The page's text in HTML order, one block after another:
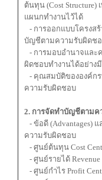
ต้นทุน (Cost
แผนกทำงานไว้ได้
- การออกแบบโครงส
บัญชีตามความรับผิดช
- การมอบอำนาจและ
ผิดชอบทำงานได้อย่าง
- คุณสมบัติขององค์ก
ความรับผิดชอบ
2. การจัดทำบัญชีตามค
- ข้อดี (Advantages)
ความรับผิดชอบ
- ศูนย์ต้นทุน Cost
- ศูนย์รายได้ Revenue
- ศูนย์กำไร Profit